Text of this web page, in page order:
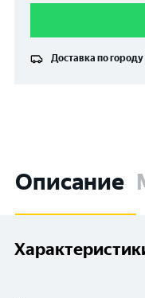
Доставка по городу
Описание